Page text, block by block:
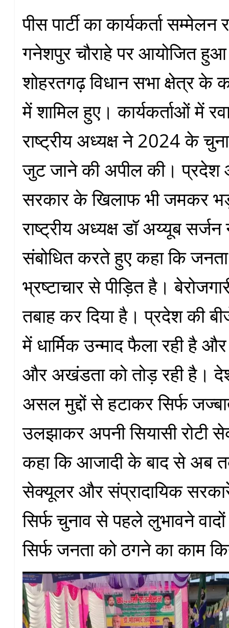
पीस पार्टी का कार्यकर्ता सम्मेलन
गनेशपुर चौराहे पर आयोजित
शोहरतगढ़ विधान सभा क्षेत्र के
में शामिल हुए। कार्यकर्ताओं में
राष्ट्रीय अध्यक्ष ने 2024 के
जुट जाने की अपील की। प्रदेश
सरकार के खिलाफ भी जमकर
राष्ट्रीय अध्यक्ष डॉ अय्यूब
संबोधित करते हुए कहा कि
भ्रष्टाचार से पीड़ित है।
तबाह कर दिया है। प्रदेश की
में धार्मिक उन्माद फैला रही है
और अखंडता को तोड़ रही है।
असल मुद्दों से हटाकर सिर्फ
उलझाकर अपनी सियासी रोटी
कहा कि आजादी के बाद से अब
सेक्यूलर और संप्रादायिक
सिर्फ चुनाव से पहले लुभावने
सिर्फ जनता को ठगने का काम